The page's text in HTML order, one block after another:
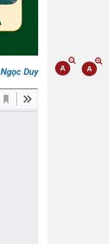
Ngọc Duy